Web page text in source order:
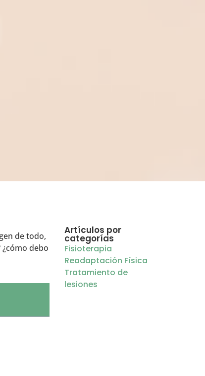
de todo,
debo
Artículos por
categorías
Fisioterapia
Readaptación Física
Tratamiento de
lesiones